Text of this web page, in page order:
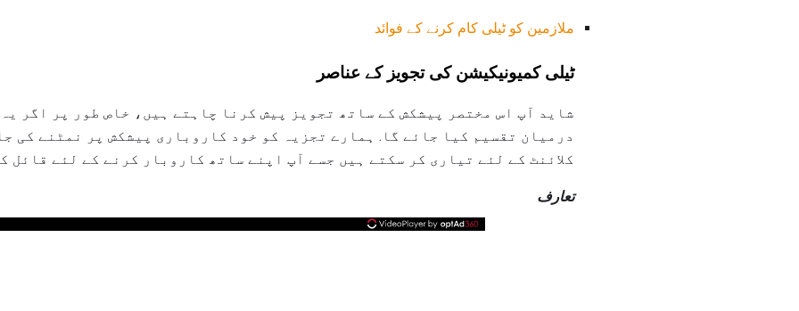
ملازمین کو ٹیلی کام کرنے کے فوائد
ٹیلی کمیونیکیشن کی تجویز کے عناصر
شاید آپ اس مختصر پیشکش کے ساتھ تجویز پیش کرنا چاہتے ہیں، خاص طور پر اگر
درمیان تقسیم کیا جائے گا. ہمارے تجزیہ کو خود کاروباری پیشکش پر نمٹنے کی
کلائنٹ کے لئے تیاری کر سکتے ہیں جسے آپ اپنے ساتھ کاروبار کرنے کے لئے قائل
تعارف